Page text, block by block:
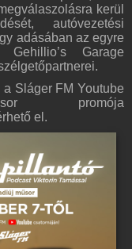
kerül
autóvezetési
adásában az egyre
Gehillio’s Garage
Sláger FM Youtube
promója
el.